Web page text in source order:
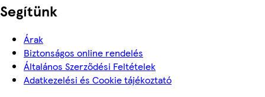
Segítünk
Árak
Biztonságos online rendelés
Általános Szerződési Feltételek
Adatkezelési és Cookie tájékoztató